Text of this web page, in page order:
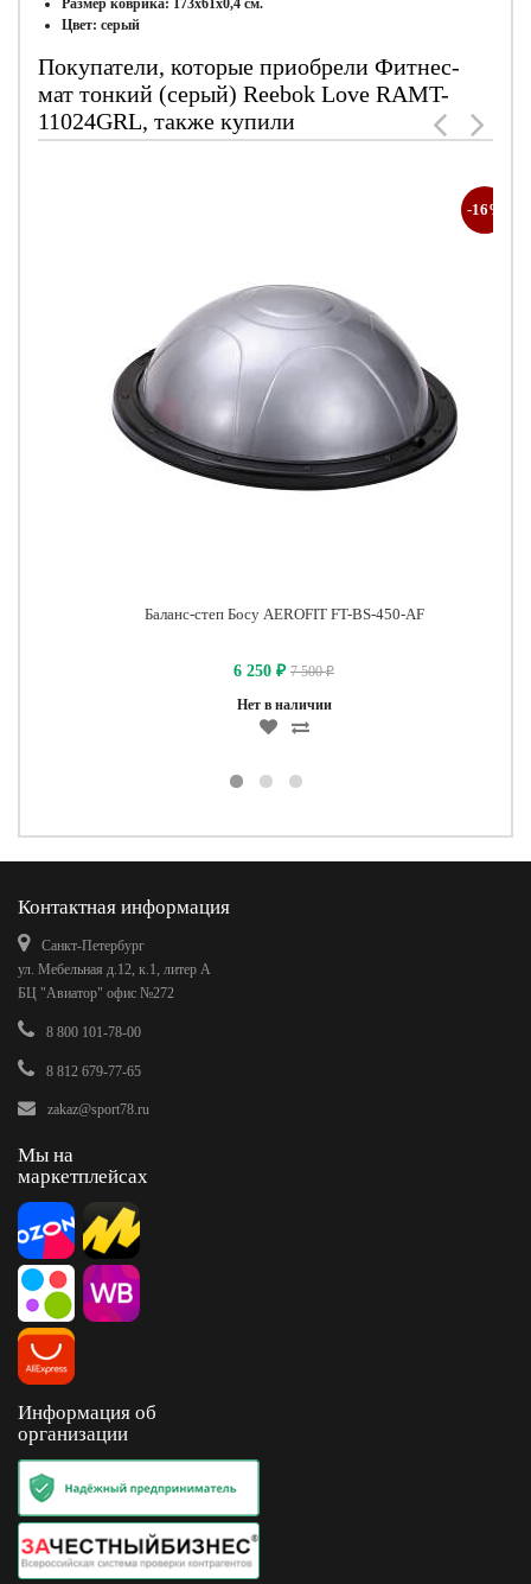
Размер коврика: 173х61х0,4 см.
Цвет: серый
Покупатели, которые приобрели Фитнес-
мат тонкий (серый) Reebok Love RAMT-
11024GRL, также купили
Баланс-степ Босу AEROFIT FT-BS-450-AF
6 250 ₽ 7 500₽
-16%
Нет в наличии
Контактная информация
Санкт-Петербург
ул. Мебельная д.12, к.1, литер А
БЦ "Авиатор" офис №272
8 800 101-78-00
8 812 679-77-65
zakaz@sport78.ru
Мы на
маркетплейсах
Информация об
организации